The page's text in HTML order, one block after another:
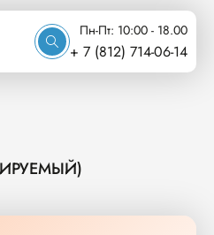
Пн-Пт: 10:00 - 18.00
+ 7 (812) 714-06-14